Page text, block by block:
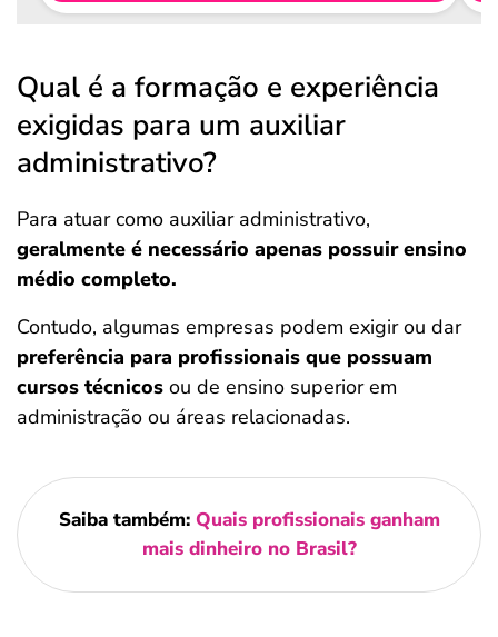
Qual é a formação e experiência
exigidas para um auxiliar
administrativo?
Para atuar como auxiliar administrativo,
geralmente é necessário apenas possuir ensino
médio completo.
Contudo, algumas empresas podem exigir ou dar
preferência para profissionais que possuam
cursos técnicos ou de ensino superior em
administração ou áreas relacionadas.
Saiba também: Quais profissionais ganham
mais dinheiro no Brasil?